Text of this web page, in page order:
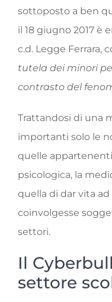
sottoposto a ben
il 18 giugno 2017 è
c.d. Legge Ferrara,
tutela dei minori
contrasto del
Trattandosi di una
importanti solo le
quelle
psicologica, la
quella di dar vita ad
coinvolgesse
settori.
Il
settore